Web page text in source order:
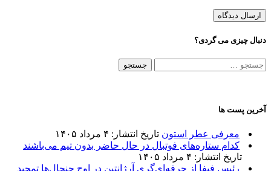
دنبال چیزی می گردی؟
جستجو
آخرین پست ها
معرفی عطر استون تاریخ انتشار: ۴ مرداد ۱۴۰۵
کدام ستاره‌های فوتبال در حال حاضر بدون تیم می‌باشند
تاریخ انتشار: ۴ مرداد ۱۴۰۵
رئیس فیفا از حرفه‌ای‌گری آرژانتین در اوج جنجال‌ها تمجید